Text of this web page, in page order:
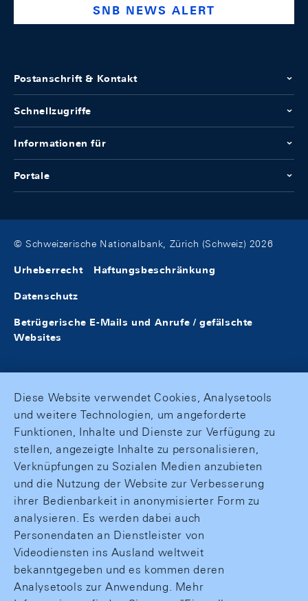
SNB NEWS ALERT
Postanschrift & Kontakt
Schnellzugriffe
Informationen für
Portale
© Schweizerische Nationalbank, Zürich (Schweiz) 2026
Urheberrecht Haftungsbeschränkung
Datenschutz
Betrügerische E-Mails und Anrufe / gefälschte
Websites
Diese Website verwendet Cookies, Analysetools
und weitere Technologien, um angeforderte
Funktionen, Inhalte und Dienste zur Verfügung zu
stellen, angezeigte Inhalte zu personalisieren,
Verknüpfungen zu Sozialen Medien anzubieten
und die Nutzung der Website zur Verbesserung
ihrer Bedienbarkeit in anonymisierter Form zu
analysieren. Es werden dabei auch
Personendaten an Dienstleister von
Videodiensten ins Ausland weltweit
bekanntgegeben und es kommen deren
Analysetools zur Anwendung. Mehr